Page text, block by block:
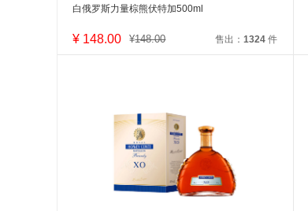
白俄罗斯力量棕熊伏特加500ml
¥ 148.00 ¥148.00 售出：1324 件